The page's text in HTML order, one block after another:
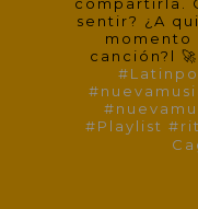
sentir? ¿A
momento
canción?l
#Playlist